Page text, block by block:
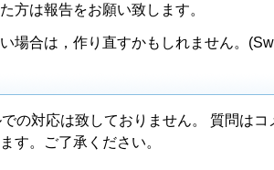
方は報告をお願い致します。
場合は，作り直すかもしれません。
の対応は致しておりません。 質問は
す。ご了承ください。